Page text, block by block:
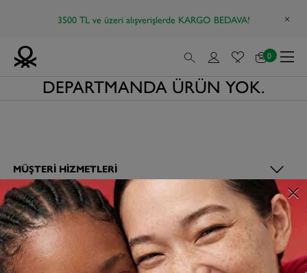
3500 TL ve üzeri alışverişlerde KARGO BEDAVA!
0
DEPARTMANDA ÜRÜN YOK.
MÜŞTERI HIZMETLERI
BENETTON DÜNYASI
TÜM ÜRÜNLER